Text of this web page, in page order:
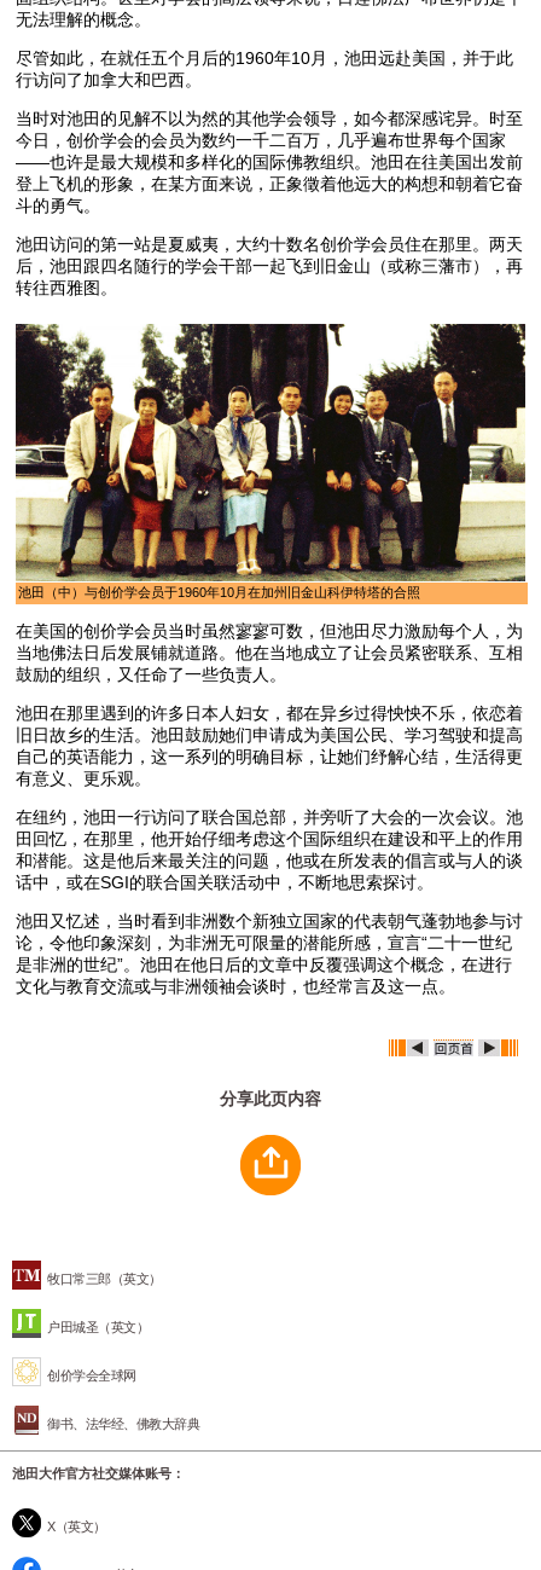
牧口常三郎（英文）
户田城圣（英文）
创价学会全球网
御书、法华经、佛教大辞典
池田大作官方社交媒体账号：
X（英文）
无法理解的概念。
尽管如此，在就任五个月后的1960年10月，池田远赴美国，并于此
行访问了加拿大和巴西。
当时对池田的见解不以为然的其他学会领导，如今都深感诧异。时至
今日，创价学会的会员为数约一千二百万，几乎遍布世界每个国家
——也许是最大规模和多样化的国际佛教组织。池田在往美国出发前
登上飞机的形象，在某方面来说，正象徵着他远大的构想和朝着它奋
斗的勇气。
池田访问的第一站是夏威夷，大约十数名创价学会员住在那里。两天
后，池田跟四名随行的学会干部一起飞到旧金山（或称三藩市），再
转往西雅图。
池田（中）与创价学会员于1960年10月在加州旧金山科伊特塔的合照
在美国的创价学会员当时虽然寥寥可数，但池田尽力激励每个人，为
当地佛法日后发展铺就道路。他在当地成立了让会员紧密联系、互相
鼓励的组织，又任命了一些负责人。
池田在那里遇到的许多日本人妇女，都在异乡过得怏怏不乐，依恋着
旧日故乡的生活。池田鼓励她们申请成为美国公民、学习驾驶和提高
自己的英语能力，这一系列的明确目标，让她们纾解心结，生活得更
有意义、更乐观。
在纽约，池田一行访问了联合国总部，并旁听了大会的一次会议。池
田回忆，在那里，他开始仔细考虑这个国际组织在建设和平上的作用
和潜能。这是他后来最关注的问题，他或在所发表的倡言或与人的谈
话中，或在SGI的联合国关联活动中，不断地思索探讨。
池田又忆述，当时看到非洲数个新独立国家的代表朝气蓬勃地参与讨
论，令他印象深刻，为非洲无可限量的潜能所感，宣言“二十一世纪
是非洲的世纪”。池田在他日后的文章中反覆强调这个概念，在进行
文化与教育交流或与非洲领袖会谈时，也经常言及这一点。
分享此页内容